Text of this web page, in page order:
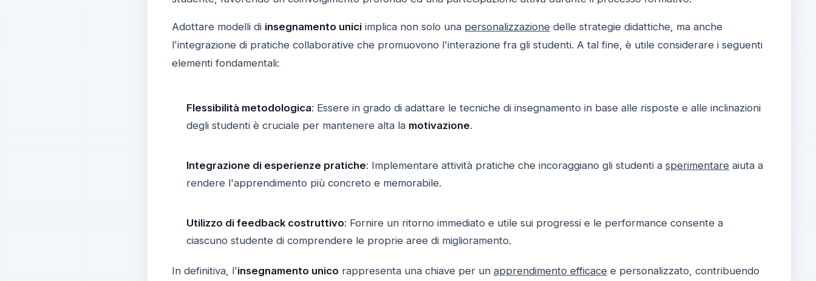
Adottare modelli di insegnamento uniciimplica non solo una personalizzazionedelle strategie didattiche, ma anche
l'integrazione di pratiche collaborative che promuovono l'interazione fra gli studenti. A tal fine, è utile considerare i seguenti
elementi fondamentali:
Flessibilità metodologica: Essere in grado di adattare le tecniche di insegnamento in base alle risposte e alle inclinazioni
degli studenti è cruciale per mantenere alta la motivazione.
Integrazione di esperienze pratiche: Implementare attività pratiche che incoraggiano gli studenti a sperimentareaiuta a
rendere l'apprendimento più concreto e memorabile.
Utilizzo di feedback costruttivo: Fornire un ritorno immediato e utile sui progressi e le performance consente a
ciascuno studente di comprendere le proprie aree di miglioramento.
In definitiva, l'insegnamento unico rappresenta una chiave per un apprendimento efficacee personalizzato, contribuendo